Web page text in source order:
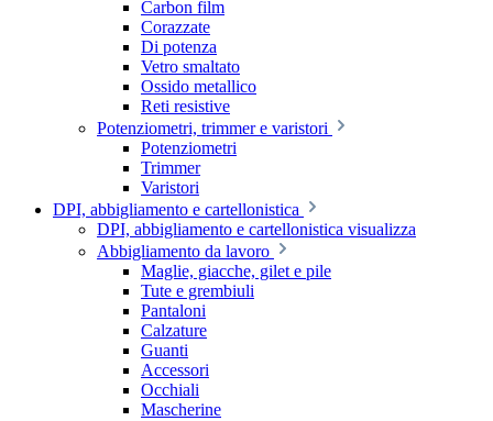
Carbon film
Corazzate
Di potenza
Vetro smaltato
Ossido metallico
Reti resistive
Potenziometri, trimmer e varistori
Potenziometri
Trimmer
Varistori
DPI, abbigliamento e cartellonistica
DPI, abbigliamento e cartellonistica visualizza
Abbigliamento da lavoro
Maglie, giacche, gilet e pile
Tute e grembiuli
Pantaloni
Calzature
Guanti
Accessori
Occhiali
Mascherine